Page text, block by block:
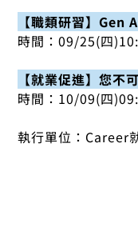
【職類研習】Gen
時間：09/25(四
【就業促進】您不
時間：10/09(四
執行單位：Career